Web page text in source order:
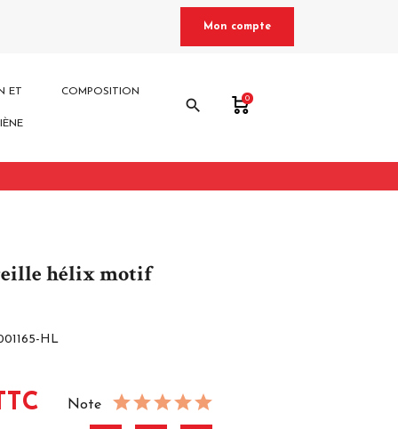
Mon compte
ET COMPOSITION
search 0
hélix motif
HL
Note